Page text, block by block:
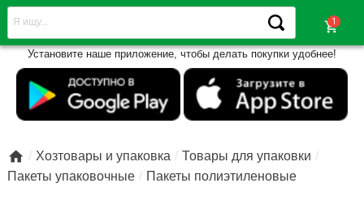
shopping_cart
Установите наше приложение, чтобы делать покупки удобнее!
 Хозтовары и упаковка
Товары для упаковки
Пакеты упаковочные
Пакеты полиэтиленовые